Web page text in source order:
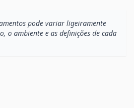
pode variar ligeiramente
o ambiente e as definições de cada